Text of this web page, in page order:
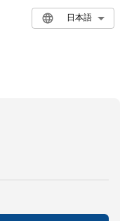
日本語